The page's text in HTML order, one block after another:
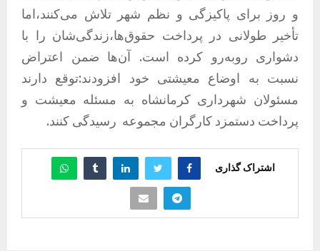
و روز برای پاکیزگی و نظم شهر تلاش می‌کنند،اما
تأخیر طولانی در پرداخت حقوق‌ها،زندگی‌شان را با
دشواری روبه‌رو کرده است. آن‌ها ضمن اعتراض
نسبت به اوضاع معیشتی خود افزودند:توقع دارند
مسئولان شهرداری کرمانشاه به مسئله معیشت و
پرداخت دستمزد کارگران مجموعه رسیدگی کنند.
اشتراک گذاری